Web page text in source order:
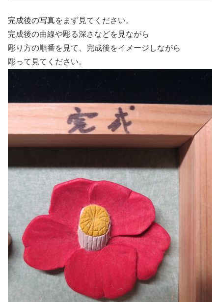
完成後の写真をまず見てください。
完成後の曲線や彫る深さなどを見ながら
彫り方の順番を見て、完成後をイメージしながら
彫って見てください。